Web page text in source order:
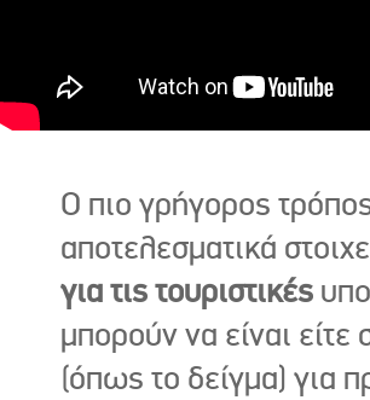
Ο πιο γρήγορος
αποτελεσματικά
για τις τουριστικές
μπορούν να είναι είτε
(όπως το δείγμα) για